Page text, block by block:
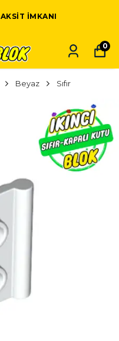
IMKANI
0
Beyaz Sıfır